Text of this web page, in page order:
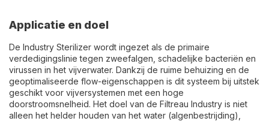
Applicatie en doel
De Industry Sterilizer wordt ingezet als de primaire
verdedigingslinie tegen zweefalgen, schadelijke bacteriën en
virussen in het vijverwater. Dankzij de ruime behuizing en de
geoptimaliseerde flow-eigenschappen is dit systeem bij uitstek
geschikt voor vijversystemen met een hoge
doorstroomsnelheid. Het doel van de Filtreau Industry is niet
alleen het helder houden van het water (algenbestrijding),